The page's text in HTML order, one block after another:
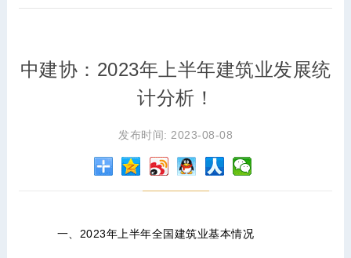
中建协：2023年上半年建筑业发展统
计分析！
发布时间: 2023-08-08
一、2023年上半年全国建筑业基本情况